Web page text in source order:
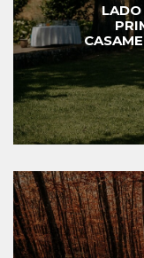
LADO